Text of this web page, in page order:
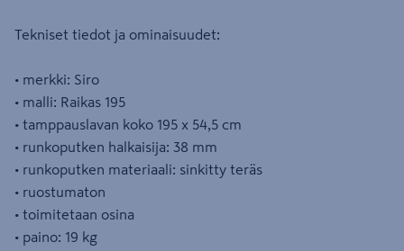
Tekniset tiedot ja ominaisuudet:
• merkki: Siro
• malli: Raikas 195
• tamppauslavan koko 195 x 54,5 cm
• runkoputken halkaisija: 38 mm
• runkoputken materiaali: sinkitty teräs
• ruostumaton
• toimitetaan osina
• paino: 19 kg